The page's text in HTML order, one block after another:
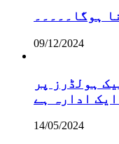
ہوگا۔۔۔۔۔
09/12/2024
ہولڈرز پر
ادارہ ہے
14/05/2024